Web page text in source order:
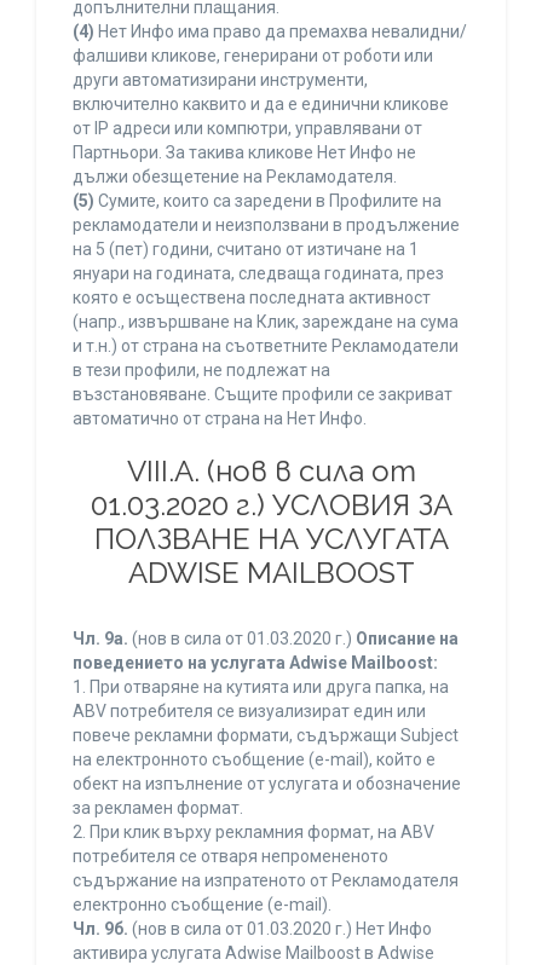
допълнителни плащания.
(4) Нет Инфо има право да премахва невалидни/
фалшиви кликове, генерирани от роботи или
други автоматизирани инструменти,
включително каквито и да е единични кликове
от IP адреси или компютри, управлявани от
Партньори. За такива кликове Нет Инфо не
дължи обезщетение на Рекламодателя.
(5) Сумите, които са заредени в Профилите на
рекламодатели и неизползвани в продължение
на 5 (пет) години, считано от изтичане на 1
януари на годината, следваща годината, през
която е осъществена последната активност
(напр., извършване на Клик, зареждане на сума
и т.н.) от страна на съответните Рекламодатели
в тези профили, не подлежат на
възстановяване. Същите профили се закриват
автоматично от страна на Нет Инфо.
VIII.A. (нов в сила от
01.03.2020 г.) УСЛОВИЯ ЗА
ПОЛЗВАНЕ НА УСЛУГАТА
ADWISE MAILBOOST
Чл. 9а. (нов в сила от 01.03.2020 г.) Описание на
поведението на услугата Adwise Mailboost:
1. При отваряне на кутията или друга папка, на
ABV потребителя се визуализират един или
повече рекламни формати, съдържащи Subject
на електронното съобщение (e-mail), който е
обект на изпълнение от услугата и обозначение
за рекламен формат.
2. При клик върху рекламния формат, на ABV
потребителя се отваря непромененото
съдържание на изпратеното от Рекламодателя
електронно съобщение (e-mail).
Чл. 9б. (нов в сила от 01.03.2020 г.) Нет Инфо
активира услугата Adwise Mailboost в Adwise